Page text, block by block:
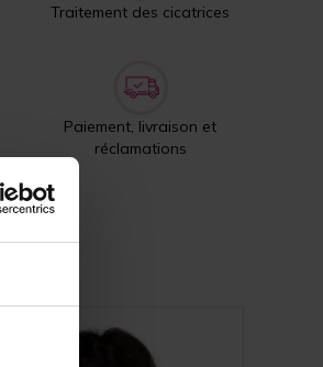
Traitement des cicatrices
Paiement, livraison et
réclamations